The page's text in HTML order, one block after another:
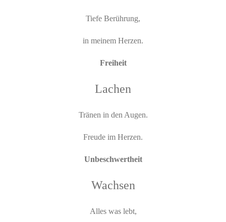
Tiefe Berührung,
in meinem Herzen.
Freiheit
Lachen
Tränen in den Augen.
Freude im Herzen.
Unbeschwertheit
Wachsen
Alles was lebt,